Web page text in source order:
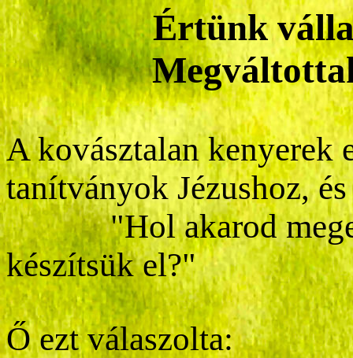
Értünk
A kovásztalan kenyerek
tanítványok Jézushoz,
"Hol akarod
készítsük el?"
Ő ezt válaszolta: